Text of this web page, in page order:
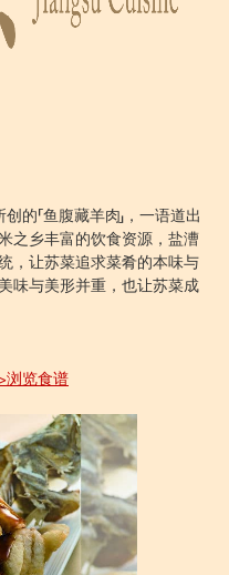
的「鱼腹藏羊肉」，一语道出
之乡丰富的饮食资源，盐漕
，让苏菜追求菜肴的本味与
味与美形并重，也让苏菜成
浏览食谱